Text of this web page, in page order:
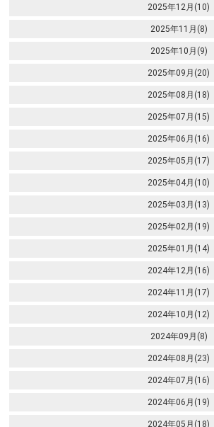
2025年12月(10)
2025年11月(8)
2025年10月(9)
2025年09月(20)
2025年08月(18)
2025年07月(15)
2025年06月(16)
2025年05月(17)
2025年04月(10)
2025年03月(13)
2025年02月(19)
2025年01月(14)
2024年12月(16)
2024年11月(17)
2024年10月(12)
2024年09月(8)
2024年08月(23)
2024年07月(16)
2024年06月(19)
2024年05月(18)